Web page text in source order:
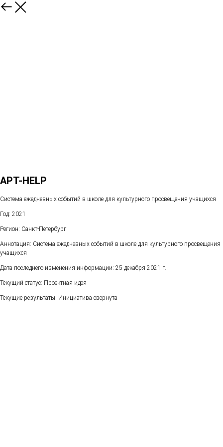
АРТ-HELP
Система ежедневных событий в школе для культурного просвещения учащихся
Год: 2021
Регион: Санкт-Петербург
Аннотация: Система ежедневных событий в школе для культурного просвещения
учащихся
Дата последнего изменения информации: 25 декабря 2021 г.
Текущий статус: Проектная идея
Текущие результаты: Инициатива свернута